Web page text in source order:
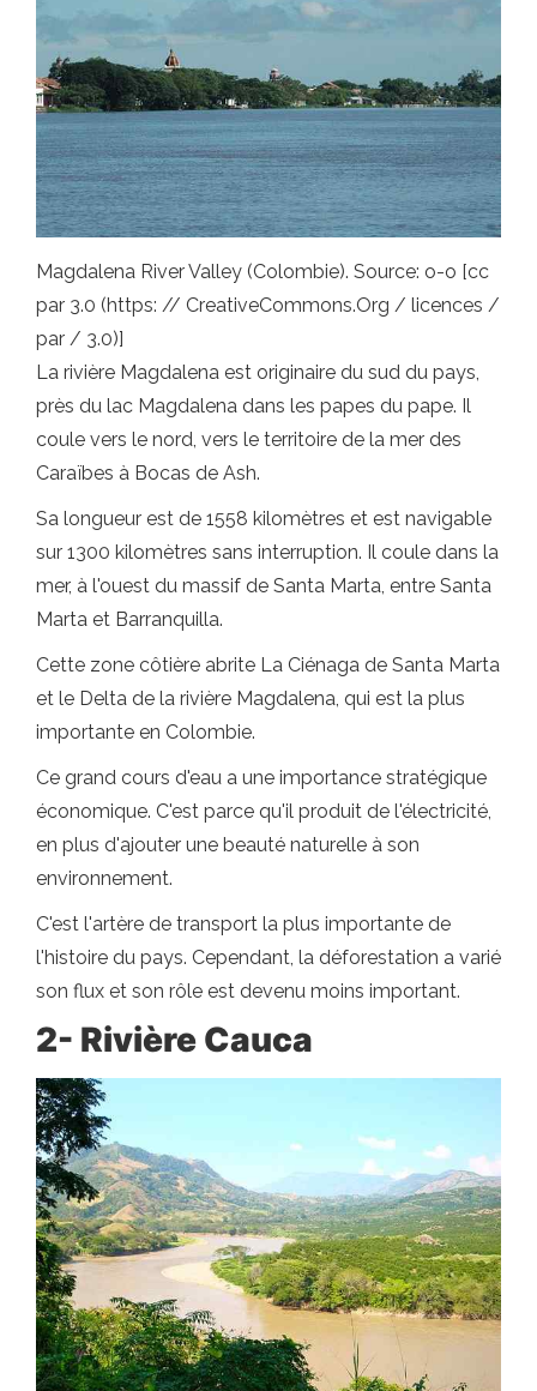
Magdalena River Valley (Colombie). Source: o-o [cc
par 3.0 (https: // CreativeCommons.Org / licences /
par / 3.0)]
La rivière Magdalena est originaire du sud du pays,
près du lac Magdalena dans les papes du pape. Il
coule vers le nord, vers le territoire de la mer des
Caraïbes à Bocas de Ash.
Sa longueur est de 1558 kilomètres et est navigable
sur 1300 kilomètres sans interruption. Il coule dans la
mer, à l'ouest du massif de Santa Marta, entre Santa
Marta et Barranquilla.
Cette zone côtière abrite La Ciénaga de Santa Marta
et le Delta de la rivière Magdalena, qui est la plus
importante en Colombie.
Ce grand cours d'eau a une importance stratégique
économique. C'est parce qu'il produit de l'électricité,
en plus d'ajouter une beauté naturelle à son
environnement.
C'est l'artère de transport la plus importante de
l'histoire du pays. Cependant, la déforestation a varié
son flux et son rôle est devenu moins important.
2- Rivière Cauca